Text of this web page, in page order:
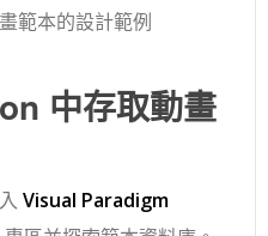
範本的設計範例
中存取動畫
Visual Paradigm